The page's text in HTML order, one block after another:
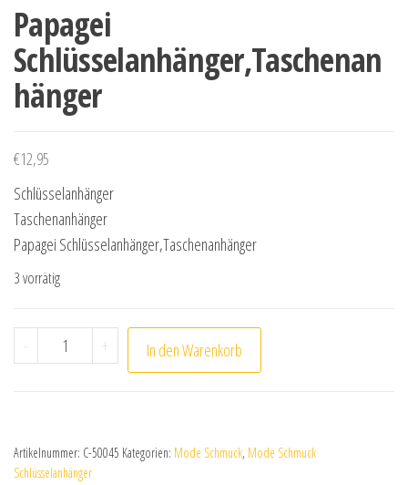
Papagei
Schlüsselanhänger,Taschenan
hänger
€12,95
Schlüsselanhänger
Taschenanhänger
Papagei Schlüsselanhänger,Taschenanhänger
3 vorrätig
- Papagei Schlüsselanhänger,Taschenanhänger Menge
+ In den Warenkorb
Artikelnummer: C-50045 Kategorien: Mode Schmuck, Mode Schmuck
Schlüsselanhänger